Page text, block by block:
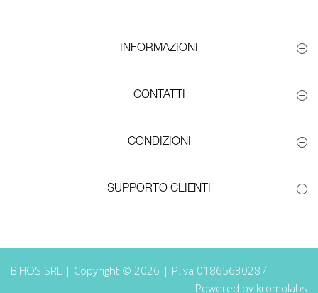
INFORMAZIONI
CONTATTI
CONDIZIONI
SUPPORTO CLIENTI
BIHOS SRL | Copyright © 2026 | P.Iva 01865630287
Powered by kromolabs